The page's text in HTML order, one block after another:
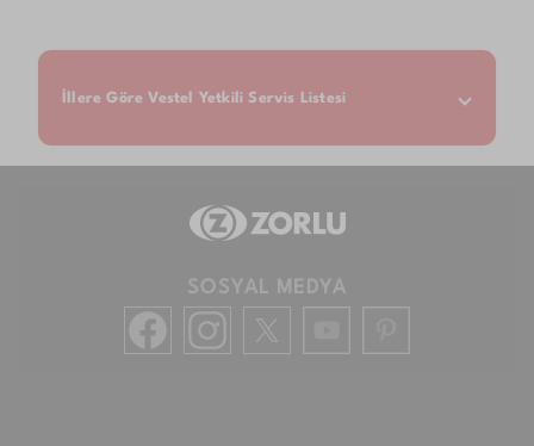
İllere Göre Vestel Yetkili Servis Listesi
SOSYAL MEDYA